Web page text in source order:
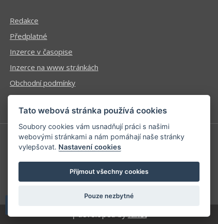
Redakce
Předplatné
Inzerce v časopise
Inzerce na www stránkách
Obchodní podmínky
Ochrana osobních údajů
Příhlášení | Registrace
Kontaktní informace
Mapa stránek
| developed byKinet
Tato webová stránka používá cookies
Soubory cookies vám usnadňují práci s našimi
webovými stránkami a nám pomáhají naše stránky
vylepšovat. Nastavení cookies
Přijmout všechny cookies
Pouze nezbytné